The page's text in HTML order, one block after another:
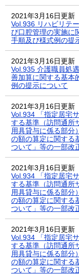
2021年3月16日更新
Vol.936 リハビリテ
び口腔管理の実施に
手順及び様式例の提
2021年3月16日更新
Vol.935 介護職員処
善加算に関する基本
例の提示について
2021年3月16日更新
Vol.934 「指定居宅
する基準（訪問通所
用具貸与に係る部分
の額の算定に関する
ついて」等の一部改
2021年3月16日更新
Vol.934 「指定居宅
する基準（訪問通所
用具貸与に係る部分
の額の算定に関する
ついて」等の一部改
2021年3月16日更新
Vol.934 「指定居宅
する基準（訪問通所
用具貸与に係る部分
の額の算定に関する
ついて」等の一部改